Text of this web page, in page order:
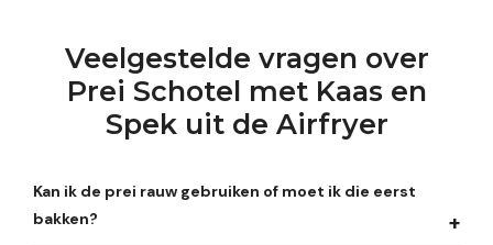
Veelgestelde vragen over
Prei Schotel met Kaas en
Spek uit de Airfryer
Kan ik de prei rauw gebruiken of moet ik die eerst
bakken?